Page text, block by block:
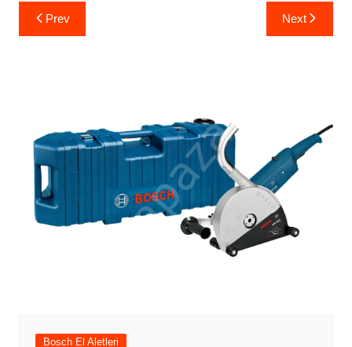
Yazı
gezinmesi
Prev Next
Bosch El Aletleri